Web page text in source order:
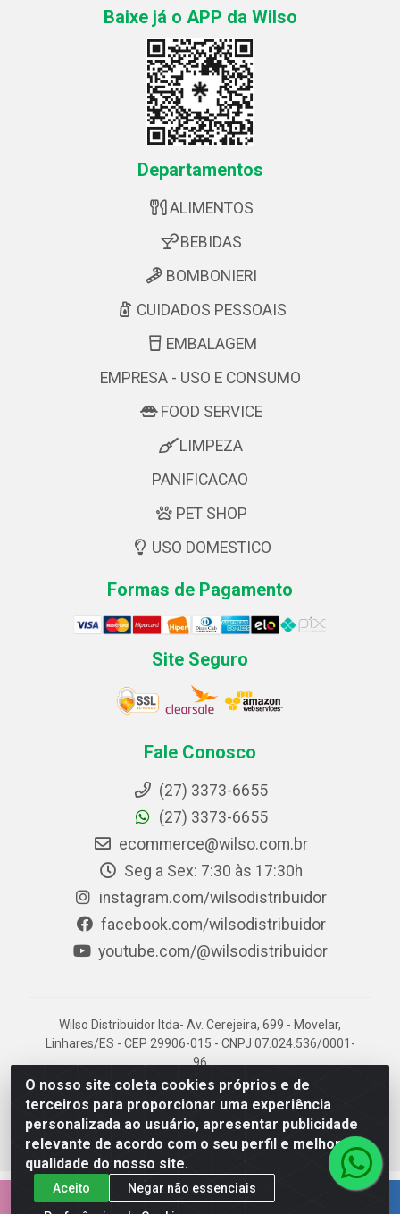
O nosso site coleta cookies próprios e de
terceiros para proporcionar uma experiência
personalizada ao usuário, apresentar publicidade
relevante de acordo com o seu perfil e melhorar a
qualidade do nosso site.
Aceito
Negar não essenciais
Baixe já o APP da Wilso
Departamentos
ALIMENTOS
BEBIDAS
BOMBONIERI
CUIDADOS PESSOAIS
EMBALAGEM
EMPRESA - USO E CONSUMO
FOOD SERVICE
LIMPEZA
PANIFICACAO
PET SHOP
USO DOMESTICO
Formas de Pagamento
Site Seguro
Fale Conosco
(27) 3373-6655
(27) 3373-6655
ecommerce@wilso.com.br
Seg a Sex: 7:30 às 17:30h
instagram.com/wilsodistribuidor
facebook.com/wilsodistribuidor
youtube.com/@wilsodistribuidor
Wilso Distribuidor ltda- Av. Cerejeira, 699 - Movelar,
Linhares/ES - CEP 29906-015 - CNPJ 07.024.536/0001-
96
EMPRESA 100% CAPIXABA.